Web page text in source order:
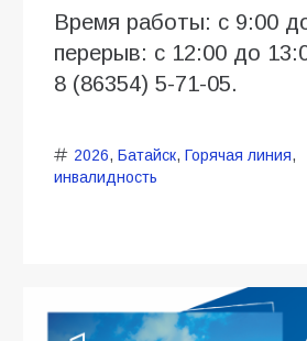
Время работы: с 9:00
перерыв: с 12:00 до
8 (86354) 5-71-05.
2026, Батайск, Горячая линия,
инвалидность